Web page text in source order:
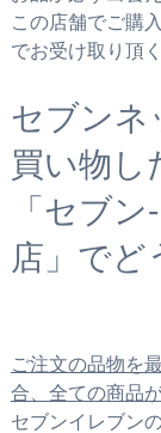
この店舗でご購
でお受け取り頂
セブンネ
買い物し
「セブ
店」でど
ご注文の品物を
合、全ての商品
セブンイレブン